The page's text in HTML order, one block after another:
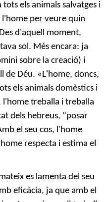
els animals salvatges i
l'home per veure quin
d'aquell moment,
sol. Més encara: ja
sobre la creació) i
de Déu. «L'home, doncs,
els animals domèstics i
l'home treballa i treballa
dels hebreus, “posar
el seu cos, l'home
respecta i estima el
es lamenta del seu
eficàcia, ja que amb el